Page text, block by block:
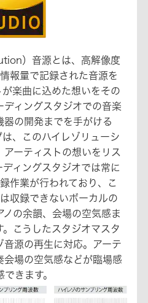
）音源とは、高解像度
報量で記録された音源を
楽曲に込めた想いをその
ディングスタジオでの音楽
器の開発までを手がける
、このハイレゾリューシ
アーティストの想いをリス
ィングスタジオでは常に
作業が行われており、こ
収録できないボーカルの
ノの余韻、会場の空気感ま
こうしたスタジオマスタ
音源の再生に対応。アーテ
会場の空気感などが臨場感
きます。